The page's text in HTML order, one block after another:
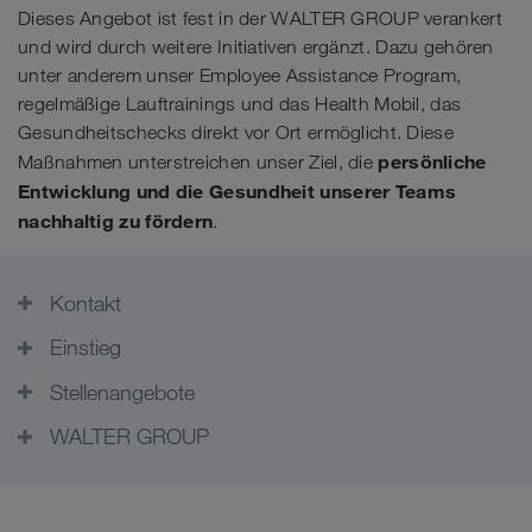
Dieses Angebot ist fest in der WALTER GROUP verankert
und wird durch weitere Initiativen ergänzt. Dazu gehören
unter anderem unser Employee Assistance Program,
regelmäßige Lauftrainings und das Health Mobil, das
Gesundheitschecks direkt vor Ort ermöglicht. Diese
Maßnahmen unterstreichen unser Ziel, die persönliche
Entwicklung und die Gesundheit unserer Teams
nachhaltig zu fördern.
Kontakt
Einstieg
Stellenangebote
WALTER GROUP